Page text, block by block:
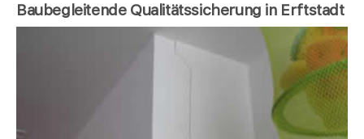
Baubegleitende Qualitätssicherung in Erftstadt